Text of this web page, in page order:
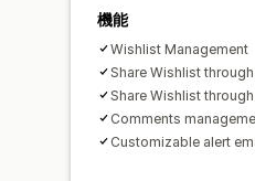
機能
Wishlist Management
Share Wishlist
Share Wishlist
Comments
Customizable alert